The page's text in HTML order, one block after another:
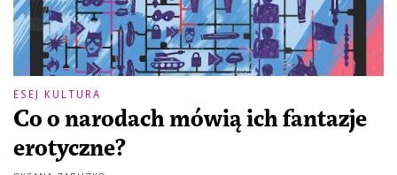
ESEJ KULTURA
Co o narodach mówią ich fantazje
erotyczne?